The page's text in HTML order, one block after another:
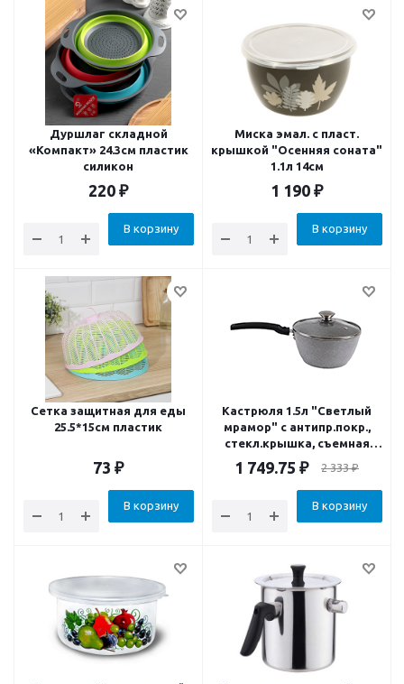
Дуршлаг складной
«Компакт» 24.3см пластик
силикон
220 ₽
В корзину
Миска эмал. с пласт.
крышкой "Осенняя соната"
1.1л 14см
1 190 ₽
В корзину
Сетка защитная для еды
25.5*15см пластик
73 ₽
В корзину
Кастрюля 1.5л "Светлый
мрамор" с антипр.покр.,
стекл.крышка, съемная
ручка
1 749.75 ₽ 2 333₽
В корзину